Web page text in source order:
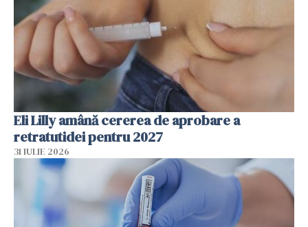
Eli Lilly amână cererea de aprobare a
retratutidei pentru 2027
31 IULIE 2026